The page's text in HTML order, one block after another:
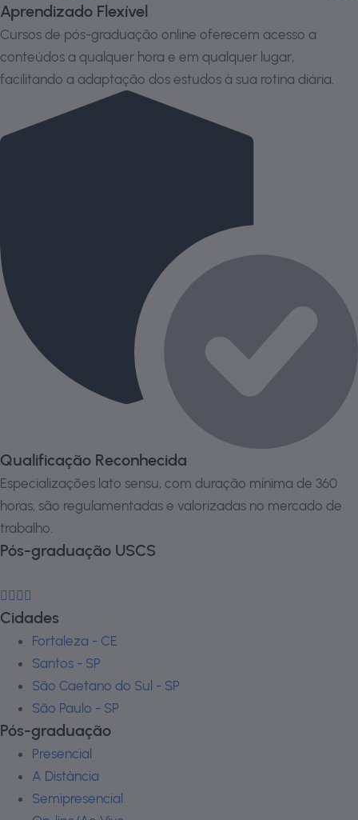
Aprendizado Flexível
Cursos de pós-graduação online oferecem acesso a
conteúdos a qualquer hora e em qualquer lugar,
facilitando a adaptação dos estudos à sua rotina diária.
Qualificação Reconhecida
Especializações lato sensu, com duração mínima de 360
horas, são regulamentadas e valorizadas no mercado de
trabalho.
Pós-graduação USCS
Cidades
Fortaleza - CE
Santos - SP
São Caetano do Sul - SP
São Paulo - SP
Pós-graduação
Presencial
A Distância
Semipresencial